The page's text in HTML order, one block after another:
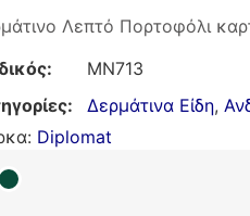
Λεπτό Πορτοφόλι
ΜΝ713
Δερμάτινα Είδη,
Diplomat